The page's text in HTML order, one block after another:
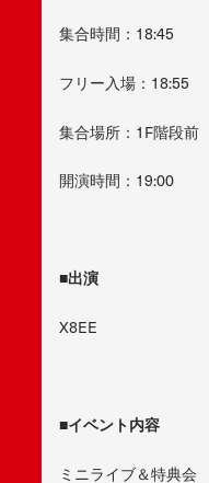
集合時間：18:45
フリー入場：18:55
集合場所：1F階段前
開演時間：19:00
■出演
X8EE
■イベント内容
ミニライブ＆特典会